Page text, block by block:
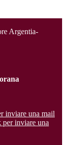
Argentia-
inviare una mail
inviare una